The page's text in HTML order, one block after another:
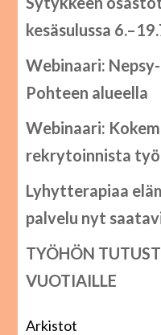
kesäsulussa
Webinaari:
Pohteen alueella
Webinaari:
rekrytoinnista
Lyhytterapiaa
palvelu nyt
TYÖHÖN
VUOTIAILLE
Arkistot